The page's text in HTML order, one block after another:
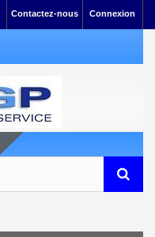
Connexion
Contactez-nous